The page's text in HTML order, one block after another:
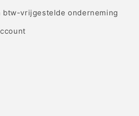
btw-vrijgestelde onderneming